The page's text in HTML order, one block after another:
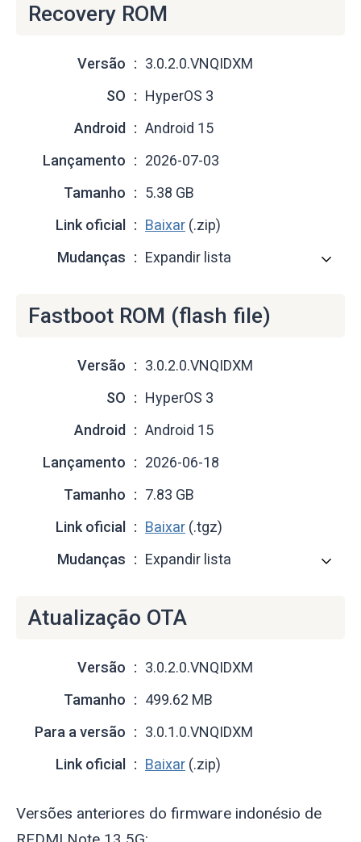
Recovery ROM
Versão
3.0.2.0.VNQIDXM
SO
HyperOS 3
Android
Android 15
Lançamento
2026-07-03
Tamanho
5.38 GB
Link oficial
Baixar (.zip)
Mudanças
Expandir lista
Fastboot ROM (flash file)
Versão
3.0.2.0.VNQIDXM
SO
HyperOS 3
Android
Android 15
Lançamento
2026-06-18
Tamanho
7.83 GB
Link oficial
Baixar (.tgz)
Mudanças
Expandir lista
Atualização OTA
Versão
3.0.2.0.VNQIDXM
Tamanho
499.62 MB
Para a versão
3.0.1.0.VNQIDXM
Link oficial
Baixar (.zip)
Versões anteriores do firmware indonésio de